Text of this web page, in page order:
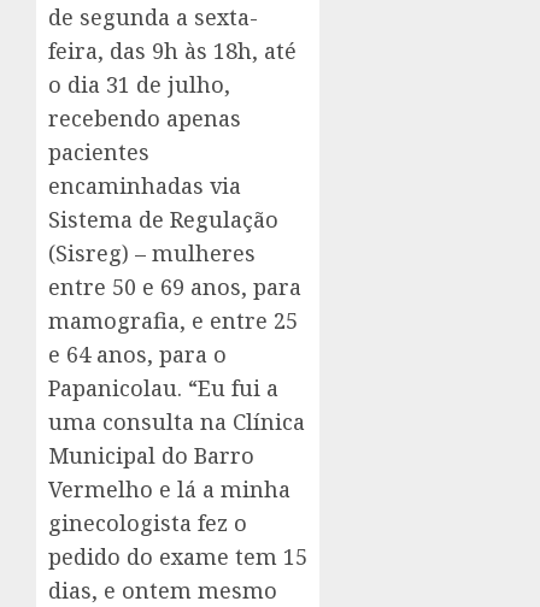
de segunda a sexta-
feira, das 9h às 18h, até
o dia 31 de julho,
recebendo apenas
pacientes
encaminhadas via
Sistema de Regulação
(Sisreg) – mulheres
entre 50 e 69 anos, para
mamografia, e entre 25
e 64 anos, para o
Papanicolau. “Eu fui a
uma consulta na Clínica
Municipal do Barro
Vermelho e lá a minha
ginecologista fez o
pedido do exame tem 15
dias, e ontem mesmo